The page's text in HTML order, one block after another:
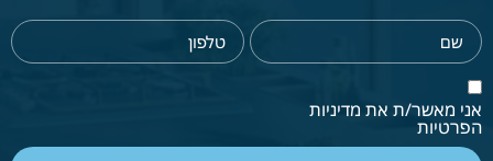
אני מאשר/ת את מדיניות
הפרטיות